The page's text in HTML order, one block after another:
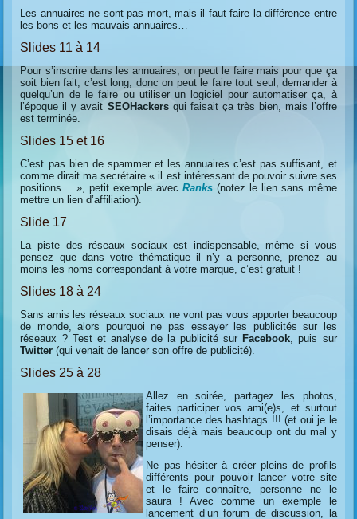
Les annuaires ne sont pas mort, mais il faut faire la différence entre
les bons et les mauvais annuaires…
Slides 11 à 14
Pour s’inscrire dans les annuaires, on peut le faire mais pour que ça
soit bien fait, c’est long, donc on peut le faire tout seul, demander à
quelqu’un de le faire ou utiliser un logiciel pour automatiser ça, à
l’époque il y avait SEOHackersqui faisait ça très bien, mais l’offre
est terminée.
Slides 15 et 16
C’est pas bien de spammer et les annuaires c’est pas suffisant, et
comme dirait ma secrétaire « il est intéressant de pouvoir suivre ses
positions… », petit exemple avec Ranks (notez le lien sans même
mettre un lien d’affiliation).
Slide 17
La piste des réseaux sociaux est indispensable, même si vous
pensez que dans votre thématique il n’y a personne, prenez au
moins les noms correspondant à votre marque, c’est gratuit !
Slides 18 à 24
Sans amis les réseaux sociaux ne vont pas vous apporter beaucoup
de monde, alors pourquoi ne pas essayer les publicités sur les
réseaux ? Test et analyse de la publicité surFacebook , puis sur
Twitter (qui venait de lancer son offre de publicité).
Slides 25 à 28
Allez en soirée, partagez les photos,
faites participer vos ami(e)s, et surtout
l’importance des hashtags !!! (et oui je le
disais déjà mais beaucoup ont du mal y
penser).
Ne pas hésiter à créer pleins de profils
différents pour pouvoir lancer votre site
et le faire connaître, personne ne le
saura ! Avec comme un exemple le
lancement d’un forum de discussion, la